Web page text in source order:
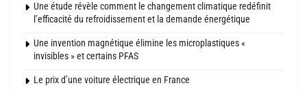
Une étude révèle comment le changement climatique redéfinit
l’efficacité du refroidissement et la demande énergétique
Une invention magnétique élimine les microplastiques «
invisibles » et certains PFAS
Le prix d’une voiture électrique en France